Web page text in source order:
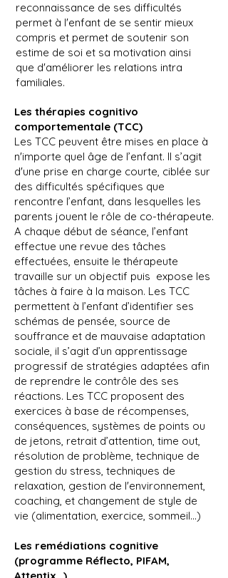
reconnaissance de ses difficultés
permet à l'enfant de se sentir mieux
compris et permet de soutenir son
estime de soi et sa motivation ainsi
que d'améliorer les relations intra
familiales.
Les thérapies cognitivo
comportementale (TCC)
Les TCC peuvent être mises en place à
n'importe quel âge de l’enfant. Il s’agit
d'une prise en charge courte, ciblée sur
des difficultés spécifiques que
rencontre l’enfant, dans lesquelles les
parents jouent le rôle de co-thérapeute.
A chaque début de séance, l’enfant
effectue une revue des tâches
effectuées, ensuite le thérapeute
travaille sur un objectif puis expose les
tâches à faire à la maison. Les TCC
permettent à l’enfant d’identifier ses
schémas de pensée, source de
souffrance et de mauvaise adaptation
sociale, il s’agit d’un apprentissage
progressif de stratégies adaptées afin
de reprendre le contrôle des ses
réactions. Les TCC proposent des
exercices à base de récompenses,
conséquences, systèmes de points ou
de jetons, retrait d’attention, time out,
résolution de problème, technique de
gestion du stress, techniques de
relaxation, gestion de l'environnement,
coaching, et changement de style de
vie (alimentation, exercice, sommeil…)
Les remédiations cognitive
(programme Réflecto, PIFAM,